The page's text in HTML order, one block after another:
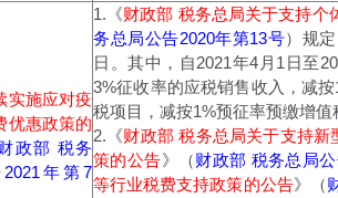
实施应对疫
优惠政策的
政部 税务
年第7
1.《财政部 税务总局关于支持个
务总局公告2020年第13号）规
日。其中，自2021年4月1日至
3%征收率的应税销售收入，减
税项目，减按1%预征率预缴增值
2.《财政部 税务总局关于支持
策的公告》（财政部 税务总局
等行业税费支持政策的公告》（